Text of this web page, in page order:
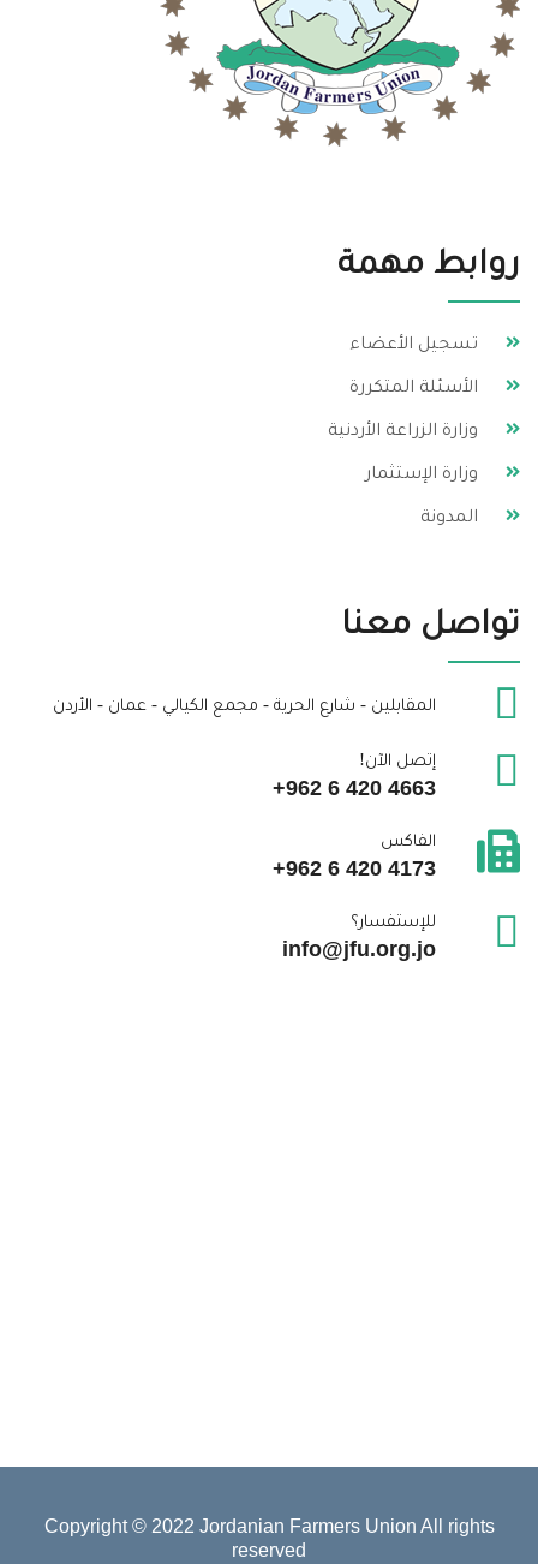
روابط مهمة
تسجيل الأعضاء
الأسئلة المتكررة
وزارة الزراعة الأردنية
وزارة الإستثمار
المدونة
تواصل معنا
المقابلين - شارع الحرية - مجمع الكيالي - عمان - الأردن
إتصل الآن!
+962 6 420 4663
الفاكس
+962 6 420 4173
للإستفسار؟
info@jfu.org.jo
Copyright © 2022 Jordanian Farmers Union All rights
reserved